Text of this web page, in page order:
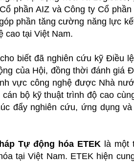
phần AIZ và Công ty Cổ phần
phần tăng cường năng lực
cao tại Việt Nam.
biết đã nghiên cứu kỹ Điều
của Hội, đồng thời đánh giá
vực công nghệ được Nhà
bộ kỹ thuật trình độ cao
đẩy nghiên cứu, ứng dụng và
Tự động hóa ETEKlà một
tại Việt Nam. ETEK hiện